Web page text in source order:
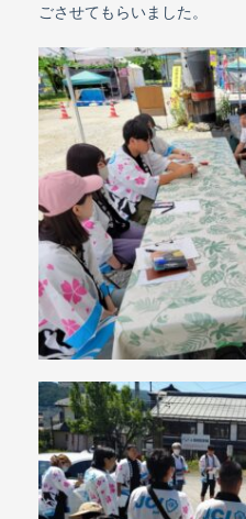
ごさせてもらいました。